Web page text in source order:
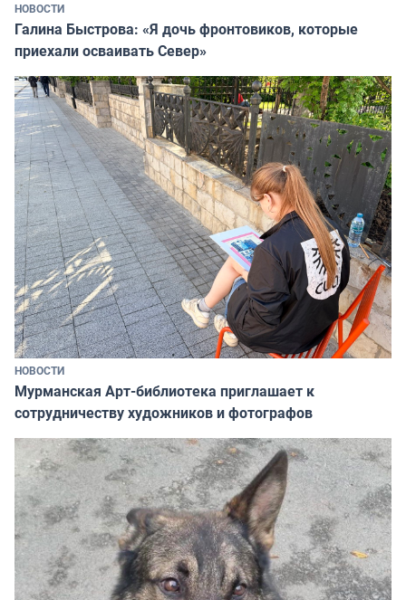
НОВОСТИ
Галина Быстрова: «Я дочь фронтовиков, которые
приехали осваивать Север»
НОВОСТИ
Мурманская Арт-библиотека приглашает к
сотрудничеству художников и фотографов